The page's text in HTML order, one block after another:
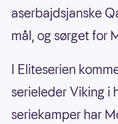
aserbajdsjanske
mål, og sørget for
I Eliteserien
serieleder Viking i
seriekamper har